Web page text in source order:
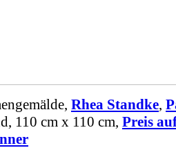
Rhea Standke,
110 cm x 110 cm, Preis